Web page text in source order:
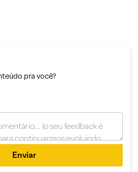
pra você?
Enviar